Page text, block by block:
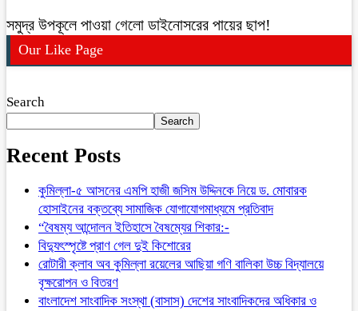
সমুদ্র উপকূলে পাওয়া গেলো ডাইনোসরের পায়ের ছাপ!
Our Like Page
Search
Search
Recent Posts
কুমিল্লা-৫ আসনের এমপি হাজী জসিম উদ্দিনকে নিয়ে ড. মোবারক
হোসাইনের বক্তব্যে সামাজিক যোগাযোগমাধ্যমে প্রতিবাদ
“বৈষম্য আন্দোলন ইতিহাসে বৈষম্যের শিকার:-
বিদ্যুৎস্পৃষ্টে প্রাণ গেল দুই কিশোরের
রোটারী ক্লাব অব কুমিল্লা রয়েলের আছিয়া গণি বালিকা উচ্চ বিদ্যালয়ে
বৃক্ষরোপন ও বিতরণ
বাংলাদেশ সাংবাদিক সংস্থা (বাসাস) দেশের সাংবাদিকদের অধিকার ও